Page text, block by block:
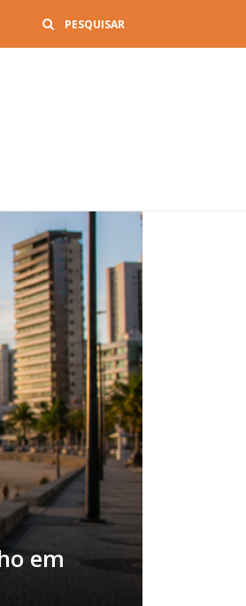
Buscar
em